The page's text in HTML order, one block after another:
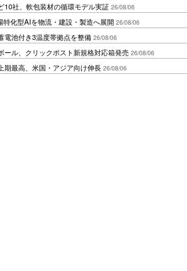
10社、軟包装材の循環モデル実証 26/08/06
特化型AIを物流・建設・製造へ展開 26/08/06
電池付き3温度帯拠点を整備 26/08/06
ール、クリックポスト新規格対応箱発売 26/08/06
期最高、米国・アジア向け伸長 26/08/06